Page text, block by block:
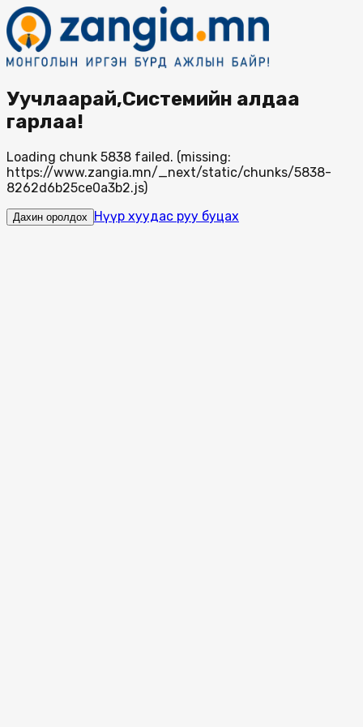
Уучлаарай,Системийн алдаа
гарлаа!
Loading chunk 5838 failed. (missing:
https://www.zangia.mn/_next/static/chunks/5838-
8262d6b25ce0a3b2.js)
Дахин оролдох Нүүр хуудас руу буцах